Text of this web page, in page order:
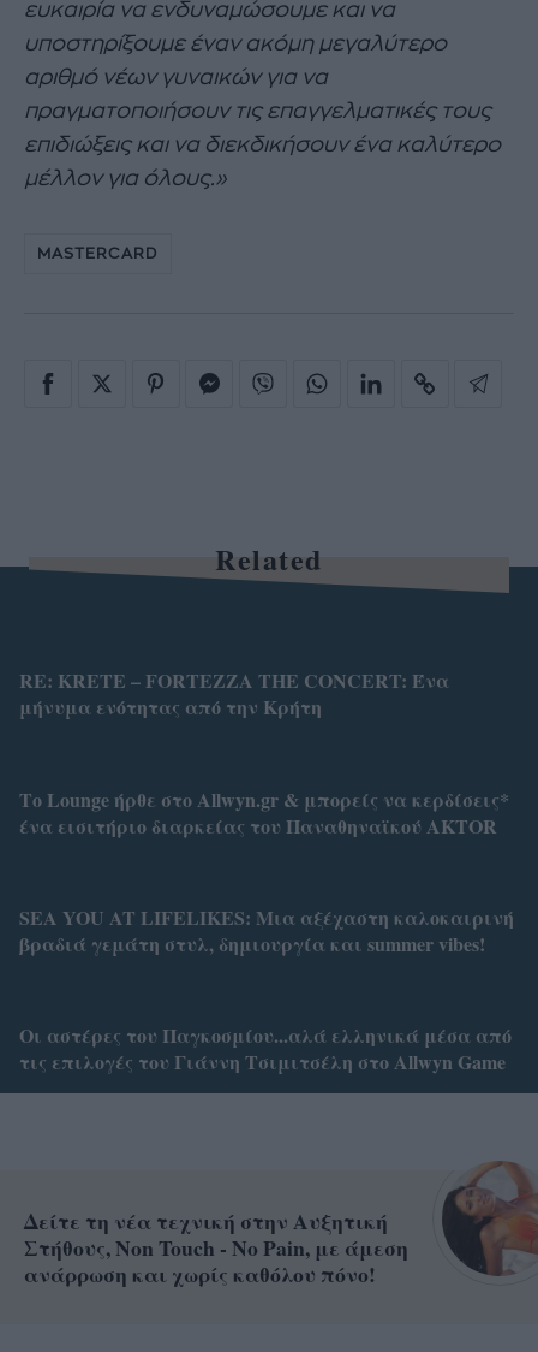
ευκαιρία να ενδυναμώσουμε και να
υποστηρίξουμε έναν ακόμη μεγαλύτερο
αριθμό νέων γυναικών για να
πραγματοποιήσουν τις επαγγελματικές τους
επιδιώξεις και να διεκδικήσουν ένα καλύτερο
μέλλον για όλους.»
MASTERCARD
Related
RE: KRETE – FORTEZZA THE CONCERT: Ένα
μήνυμα ενότητας από την Κρήτη
Το Lounge ήρθε στο Allwyn.gr & μπορείς να κερδίσεις*
ένα εισιτήριο διαρκείας του Παναθηναϊκού AKTOR
SEA YOU AT LIFELIKES: Μια αξέχαστη καλοκαιρινή
βραδιά γεμάτη στυλ, δημιουργία και summer vibes!
Οι αστέρες του Παγκοσμίου...αλά ελληνικά μέσα από
τις επιλογές του Γιάννη Τσιμιτσέλη στο Allwyn Game
Δείτε τη νέα τεχνική στην Αυξητική
Στήθους, Non Touch - No Pain, με άμεση
ανάρρωση και χωρίς καθόλου πόνο!